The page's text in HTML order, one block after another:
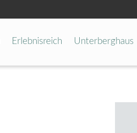
Erlebnisreich Unterberghaus